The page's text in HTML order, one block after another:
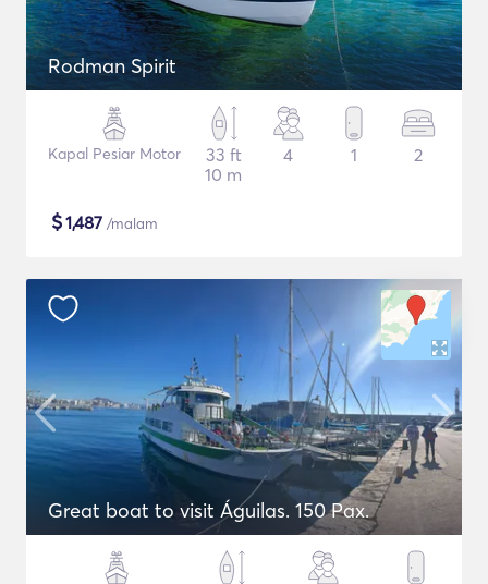
Rodman Spirit
Kapal Pesiar Motor
33 ft
10 m
4 1 2
$1,487 /malam
Great boat to visit Águilas. 150 Pax.